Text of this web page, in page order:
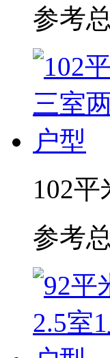
参考
102
参考